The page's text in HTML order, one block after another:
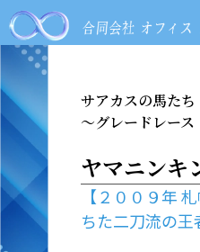
サアカスの馬たち
～グレードレー
ヤマニンキ
【２００９年
ちた二刀流の王